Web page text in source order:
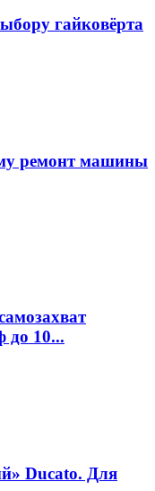
гайковёрта
ремонт машины
до 10...
Ducato. Для